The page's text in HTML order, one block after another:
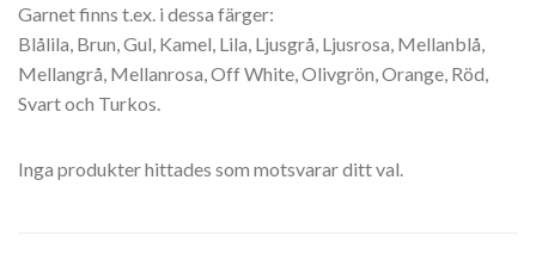
Garnet finns t.ex. i dessa färger:
Blålila, Brun, Gul, Kamel, Lila, Ljusgrå, Ljusrosa, Mellanblå,
Mellangrå, Mellanrosa, Off White, Olivgrön, Orange, Röd,
Svart och Turkos.
Inga produkter hittades som motsvarar ditt val.